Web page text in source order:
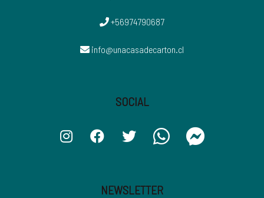
+56974790687
info@unacasadecarton.cl
SOCIAL
NEWSLETTER